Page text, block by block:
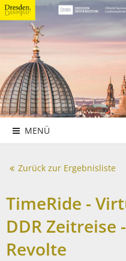
MENÜ
Zurück zur Ergebnisliste
TimeRide -
DDR Zeitreise
Revolte